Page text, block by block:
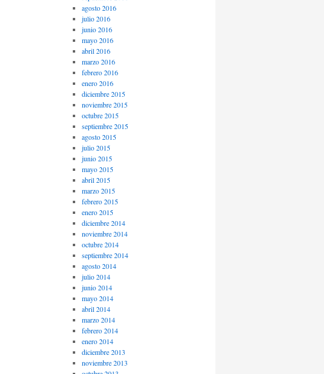
agosto 2016
julio 2016
junio 2016
mayo 2016
abril 2016
marzo 2016
febrero 2016
enero 2016
diciembre 2015
noviembre 2015
octubre 2015
septiembre 2015
agosto 2015
julio 2015
junio 2015
mayo 2015
abril 2015
marzo 2015
febrero 2015
enero 2015
diciembre 2014
noviembre 2014
octubre 2014
septiembre 2014
agosto 2014
julio 2014
junio 2014
mayo 2014
abril 2014
marzo 2014
febrero 2014
enero 2014
diciembre 2013
noviembre 2013